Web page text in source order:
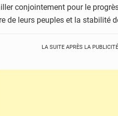
conjointement pour le
de leurs peuples et la stabilité
LA SUITE APRÈS LA PUBLICITÉ